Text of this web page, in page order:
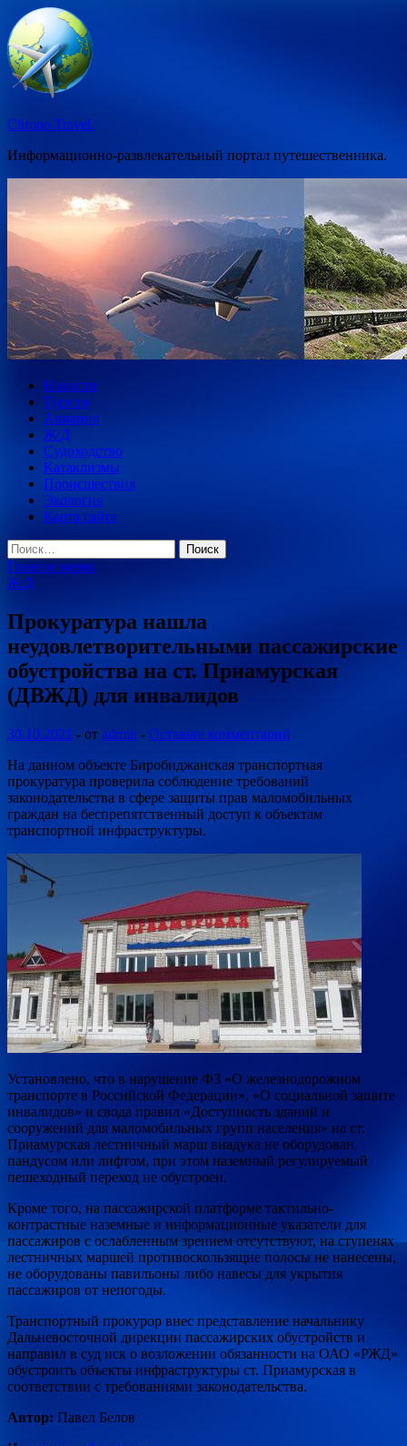
Перейти
к
содержимому
Chrono Travel.
Информационно-развлекательный портал путешественника.
Новости
Туризм
Авиация
Ж/Д
Судоходство
Катаклизмы
Происшествия
Экология
Карта сайта
Найти:
Главное меню
Ж/Д
Прокуратура нашла
неудовлетворительными пассажирские
обустройства на ст. Приамурская
(ДВЖД) для инвалидов
30.10.2021 - от admin - Оставьте комментарий
На данном объекте Биробиджанская транспортная
прокуратура проверила соблюдение требований
законодательства в сфере защиты прав маломобильных
граждан на беспрепятственный доступ к объектам
транспортной инфраструктуры.
Установлено, что в нарушение ФЗ «О железнодорожном
транспорте в Российской Федерации», «О социальной защите
инвалидов» и свода правил «Доступность зданий и
сооружений для маломобильных групп населения» на ст.
Приамурская лестничный марш виадука не оборудован
пандусом или лифтом, при этом наземный регулируемый
пешеходный переход не обустроен.
Кроме того, на пассажирской платформе тактильно-
контрастные наземные и информационные указатели для
пассажиров с ослабленным зрением отсутствуют, на ступенях
лестничных маршей противоскользящие полосы не нанесены,
не оборудованы павильоны либо навесы для укрытия
пассажиров от непогоды.
Транспортный прокурор внес представление начальнику
Дальневосточной дирекции пассажирских обустройств и
направил в суд иск о возложении обязанности на ОАО «РЖД»
обустроить объекты инфраструктуры ст. Приамурская в
соответствии с требованиями законодательства.
Автор: Павел Белов